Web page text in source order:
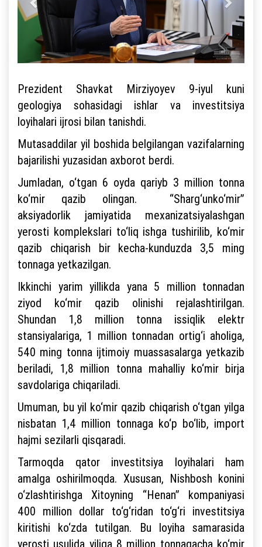
Prezident Shavkat Mirziyoyev 9-iyul kuni
geologiya sohasidagi ishlar va investitsiya
loyihalari ijrosi bilan tanishdi.
Mutasaddilar yil boshida belgilangan vazifalarning
bajarilishi yuzasidan axborot berdi.
Jumladan, o‘tgan 6 oyda qariyb 3 million tonna
ko‘mir qazib olingan. “Sharg‘unko‘mir”
aksiyadorlik jamiyatida mexanizatsiyalashgan
yerosti komplekslari to‘liq ishga tushirilib, ko‘mir
qazib chiqarish bir kecha-kunduzda 3,5 ming
tonnaga yetkazilgan.
Ikkinchi yarim yillikda yana 5 million tonnadan
ziyod ko‘mir qazib olinishi rejalashtirilgan.
Shundan 1,8 million tonna issiqlik elektr
stansiyalariga, 1 million tonnadan ortig‘i aholiga,
540 ming tonna ijtimoiy muassasalarga yetkazib
beriladi, 1,8 million tonna mahalliy ko‘mir birja
savdolariga chiqariladi.
Umuman, bu yil ko‘mir qazib chiqarish o‘tgan yilga
nisbatan 1,4 million tonnaga ko‘p bo‘lib, import
hajmi sezilarli qisqaradi.
Tarmoqda qator investitsiya loyihalari ham
amalga oshirilmoqda. Xususan, Nishbosh konini
o‘zlashtirishga Xitoyning “Henan” kompaniyasi
400 million dollar to‘g‘ridan to‘g‘ri investitsiya
kiritishi ko‘zda tutilgan. Bu loyiha samarasida
yerosti usulida yiliga 8 million tonnagacha ko‘mir